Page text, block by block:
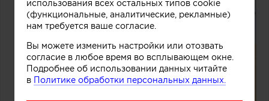
использования всех остальных типов cookie
(функциональные, аналитические, рекламные)
нам требуется ваше согласие.
Вы можете изменить настройки или отозвать
согласие в любое время во всплывающем окне.
Подробнее об использовании данных читайте
в Политике обработки персональных данных.